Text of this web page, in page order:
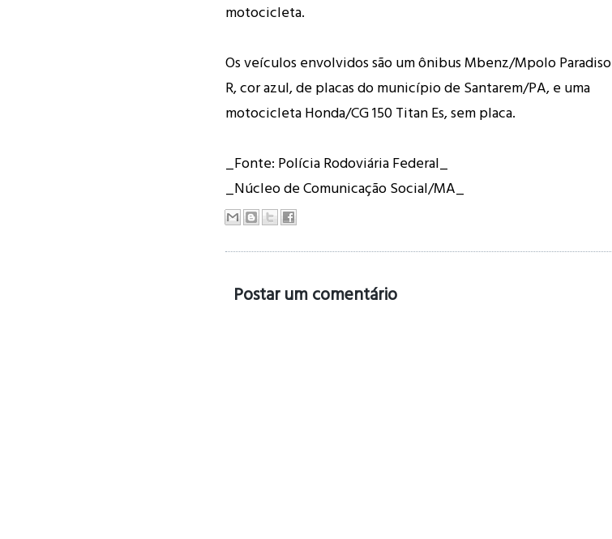
motocicleta.
Os veículos envolvidos são um ônibus Mbenz/Mpolo Paradiso
R, cor azul, de placas do município de Santarem/PA, e uma
motocicleta Honda/CG 150 Titan Es, sem placa.
_Fonte: Polícia Rodoviária Federal_
_Núcleo de Comunicação Social/MA_
Postar um comentário